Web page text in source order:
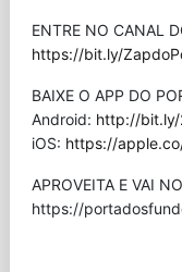
ENTRE NO CANAL
https://bit.ly/
BAIXE O APP DO
Android: http://bit.ly/
iOS: https://
APROVEITA E VAI
⁠https://